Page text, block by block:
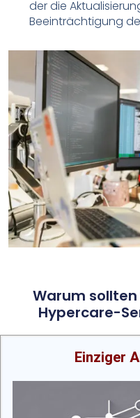
der die
Beeinträchtigung
Warum sollten
Hypercare-
Einziger